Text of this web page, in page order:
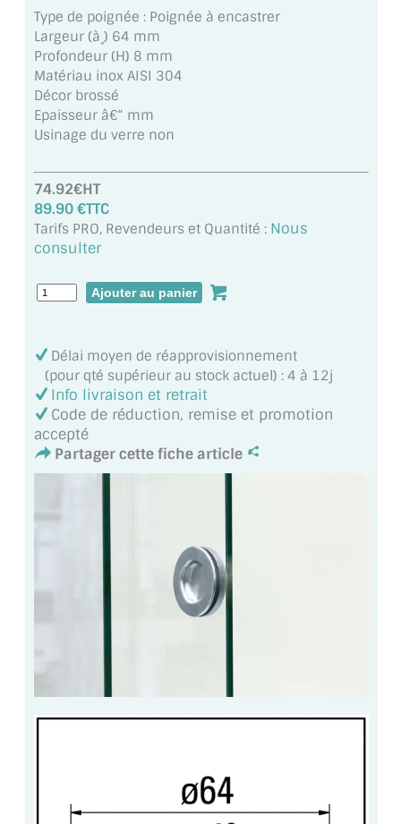
MIROIR POUR SALLE DE SPORT
MIROIR POUR SALLE DE DANSE
MIROIR ENCADRÉ
MIROIR TV
VERRE EXTRACLAIR
VERRE TREMPÉ (SÉCURIT)
PAROI DE DOUCHE
VERRE ANTI-REFLET
VERRE LAQUÉ/CRÉDENCE
VERRE FEUILLETÉ/TREMPÉ
PORTE EN VERRE
GARDE CORPS EN VERRE
VERRIÈRE TYPE ATELIER
DOUBLE VITRAGE
CATALOGUE DE PROFILS ET FIXATION DU
VERRE
Type de poignée : Poignée à encastrer
Largeur (à¸) 64 mm
Profondeur (H) 8 mm
Matériau inox AISI 304
Décor brossé
Epaisseur â€“ mm
Usinage du verre non
74.92€HT
89.90 €TTC
Tarifs PRO, Revendeurs et Quantité : Nous
consulter
Délai moyen de réapprovisionnement
(pour qté supérieur au stock actuel) : 4 à 12j
Info livraison et retrait
Code de réduction, remise et promotion
accepté
Partager cette fiche article